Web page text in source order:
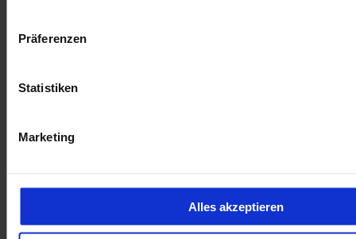
Präferenzen
Statistiken
Marketing
Alles akzeptieren